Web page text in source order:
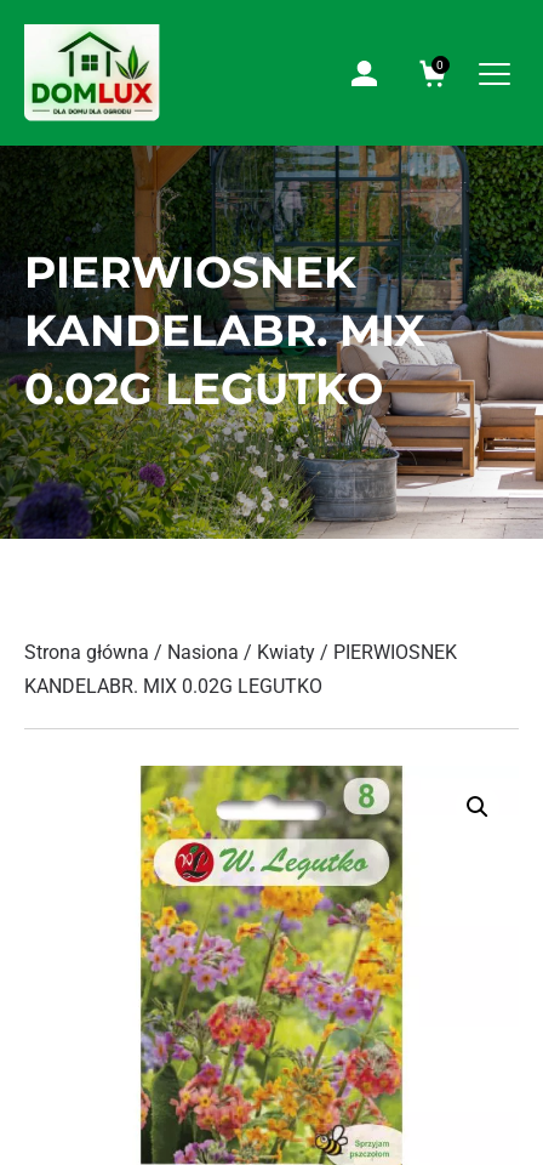
0
PIERWIOSNEK
KANDELABR. MIX
0.02G LEGUTKO
Strona główna / Nasiona / Kwiaty / PIERWIOSNEK
KANDELABR. MIX 0.02G LEGUTKO